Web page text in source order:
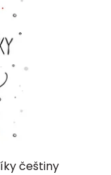
češtiny